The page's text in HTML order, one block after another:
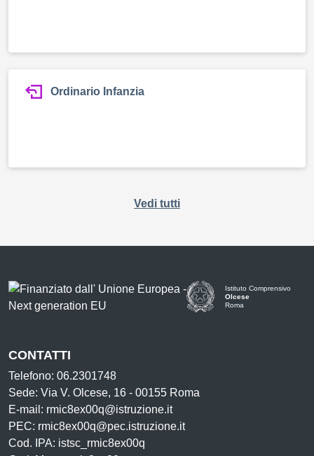
Ordinario Infanzia
Vedi tutti
Istituto Comprensivo
Olcese
Roma
CONTATTI
Telefono: 06.2301748
Sede: Via V. Olcese, 16 - 00155 Roma
E-mail: rmic8ex00q@istruzione.it
PEC: rmic8ex00q@pec.istruzione.it
Cod. IPA: istsc_rmic8ex00q